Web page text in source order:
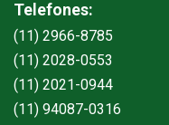
Telefones:
(11) 2966-8785
(11) 2028-0553
(11) 2021-0944
(11) 94087-0316